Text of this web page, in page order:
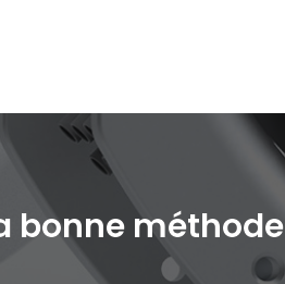
bonne méthode